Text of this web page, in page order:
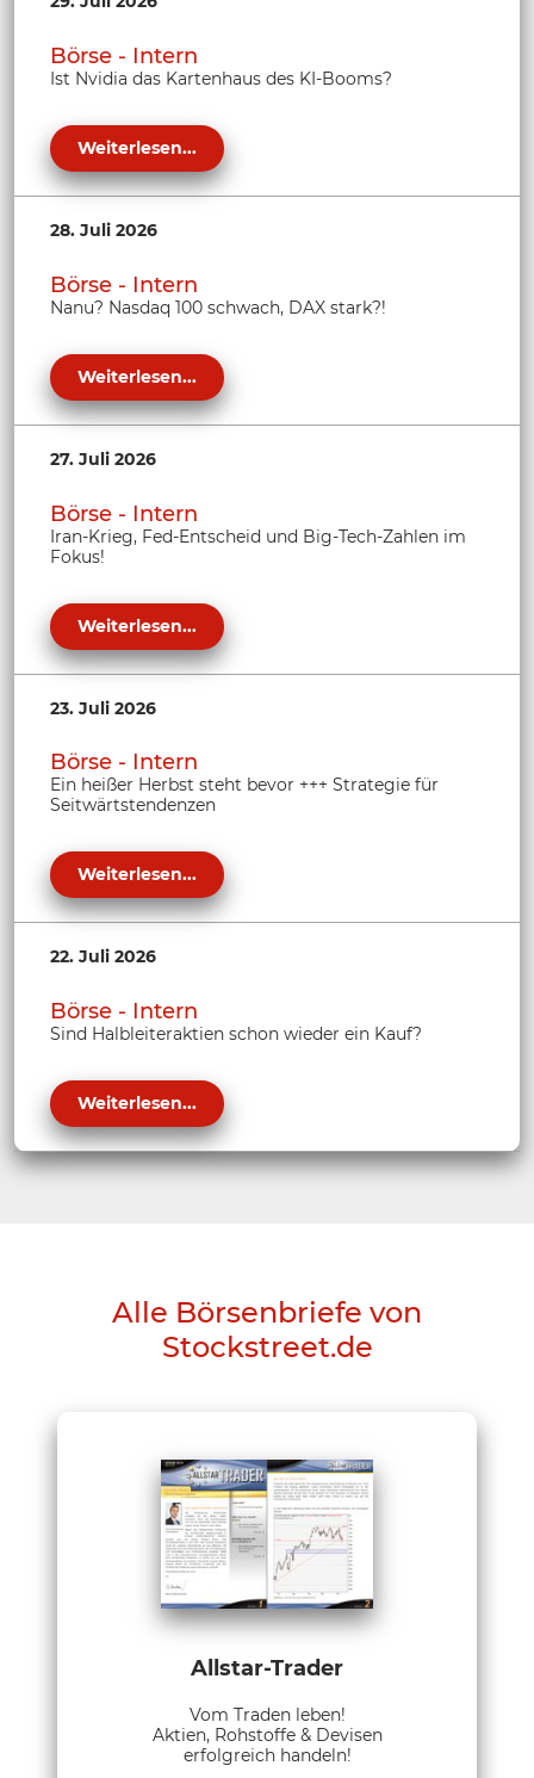
Börse - Intern
Ist Nvidia das Kartenhaus des KI-Booms?
Weiterlesen...
28. Juli 2026
Börse - Intern
Nanu? Nasdaq 100 schwach, DAX stark?!
Weiterlesen...
27. Juli 2026
Börse - Intern
Iran-Krieg, Fed-Entscheid und Big-Tech-Zahlen im
Fokus!
Weiterlesen...
23. Juli 2026
Börse - Intern
Ein heißer Herbst steht bevor +++ Strategie für
Seitwärtstendenzen
Weiterlesen...
22. Juli 2026
Börse - Intern
Sind Halbleiteraktien schon wieder ein Kauf?
Weiterlesen...
Alle Börsenbriefe von
Stockstreet.de
Allstar-Trader
Vom Traden leben!
Aktien, Rohstoffe & Devisen
erfolgreich handeln!